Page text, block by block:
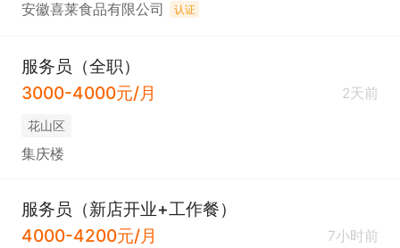
安徽喜莱食品有限公司 认证
服务员（全职）
3000-4000元/月
2天前
花山区
集庆楼
服务员（新店开业+工作餐）
4000-4200元/月
7小时前